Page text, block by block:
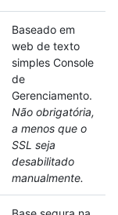
Baseado em
web de texto
simples Console
de
Gerenciamento.
Não obrigatória,
a menos que o
SSL seja
desabilitado
manualmente.